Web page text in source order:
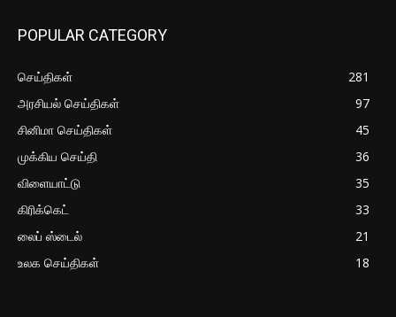
POPULAR CATEGORY
செய்திகள்
281
அரசியல் செய்திகள்
97
சினிமா செய்திகள்
45
முக்கிய செய்தி
36
விளையாட்டு
35
கிரிக்கெட்
33
லைப் ஸ்டைல்
21
உலக செய்திகள்
18